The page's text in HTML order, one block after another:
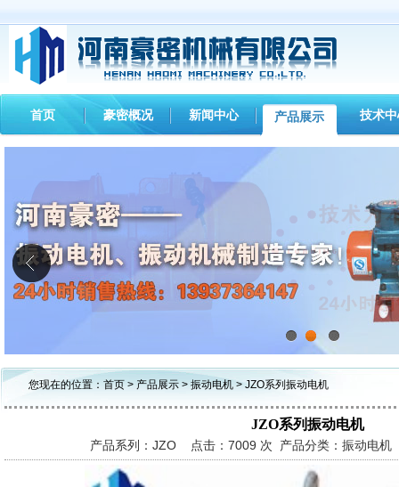
首页 豪密概况 新闻中心 产品展示 技术
您现在的位置： 首页 > 产品展示 > 振动电机 > JZO系列振动电机
JZO系列振动电机
产品系列：JZO 点击： 7009 次 产品分类：振动电